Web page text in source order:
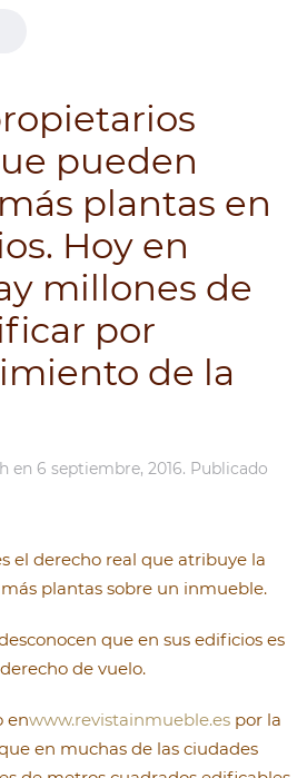
pueden
plantas en
Hoy en
millones de
por
de la
en 6 septiembre, 2016. Publicado
el derecho real que atribuye la
plantas sobre un inmueble.
que en sus edificios es
de vuelo.
enwww.revistainmueble.es por la
en muchas de las ciudades